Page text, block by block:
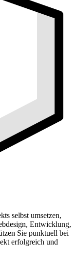
selbst umsetzen,
Entwicklung,
Sie punktuell bei
erfolgreich und